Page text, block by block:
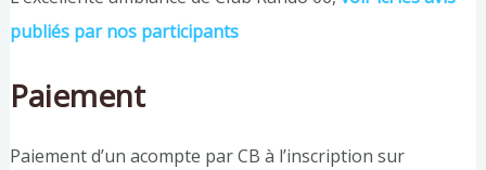
publiés par nos participants
Paiement
Paiement d’un acompte par CB à l’inscription sur